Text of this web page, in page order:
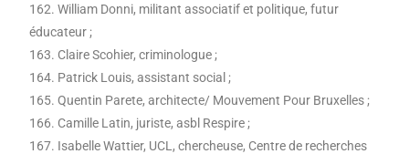
162. William Donni, militant associatif et politique, futur
éducateur ;
163. Claire Scohier, criminologue ;
164. Patrick Louis, assistant social ;
165. Quentin Parete, architecte/ Mouvement Pour Bruxelles ;
166. Camille Latin, juriste, asbl Respire ;
167. Isabelle Wattier, UCL, chercheuse, Centre de recherches